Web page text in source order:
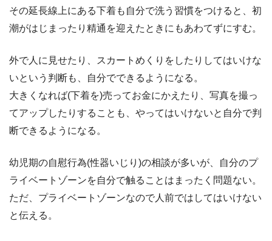
その延長線上にある下着も自分で洗う習慣をつけると、初
潮がはじまったり精通を迎えたときにもあわてずにすむ。
外で人に見せたり、スカートめくりをしたりしてはいけな
いという判断も、自分でできるようになる。
大きくなれば(下着を)売ってお金にかえたり、写真を撮っ
てアップしたりすることも、やってはいけないと自分で判
断できるようになる。
幼児期の自慰行為(性器いじり)の相談が多いが、自分のプ
ライベートゾーンを自分で触ることはまったく問題ない。
ただ、プライベートゾーンなので人前ではしてはいけない
と伝える。